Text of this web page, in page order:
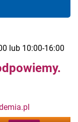
lub 10:00-16:00